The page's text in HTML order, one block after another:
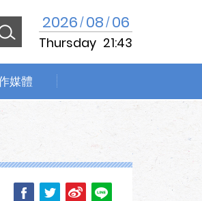
2026/ 08/ 06
Thursday 21:43
媒體